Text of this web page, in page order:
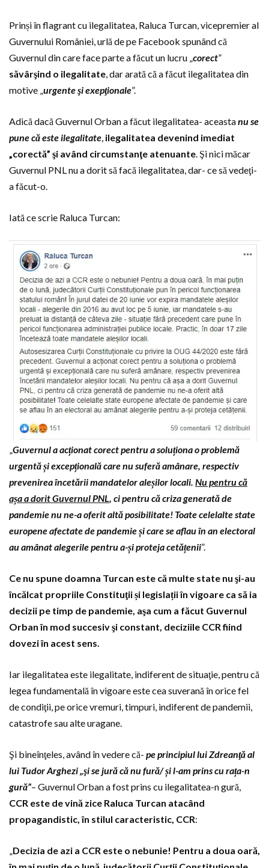
Prinși în flagrant cu ilegalitatea, Raluca Turcan, vicepremier al
Guvernului României, urlă de pe Facebook spunând că
Guvernul din care face parte a făcut un lucru „corect”
săvârşind o ilegalitate, dar arată că a făcut ilegalitatea din
motive „urgente şi exepţionale”.
Adică dacă Guvernul Orban a făcut ilegalitatea- aceastanu se
pune că este ilegalitate, ilegalitatea devenind imediat
„corectă” şi având circumstanţe atenuante. Şi nici măcar
Guvernul PNL nu a dorit să facă ilegalitatea, dar- ce să vedeţi-
a făcut-o.
Iată ce scrie Raluca Turcan:
Guvernul a acționat corect pentru a soluționa o problemă
urgentă și excepțională care nu suferă amânare, respectiv
prevenirea încetării mandatelor aleșilor locali. Nu pentru că
așa a dorit Guvernul PNL , ci pentru că criza generată de
pandemie nu ne-a oferit altă posibilitate! Toate celelalte state
europene afectate de pandemie și care se aflau în an electoral
au amânat alegerile pentru a-și proteja cetățenii”.
Ce nu spune doamna Turcan este că multe state nu şi-au
încălcat propriile Constituţii și legislații în vigoare ca să ia
decizii pe timp de pandemie, aşa cum a făcut Guvernul
Orban în mod succesiv şi constant, deciziile CCR fiind
dovezi în acest sens.
Iar ilegalitatea este ilegalitate, indiferent de situaţie, pentru că
legea fundamentală în vigoare este cea suverană în orice fel
de condiţii, pe orice vremuri, timpuri, indiferent de pandemii,
catastrofe sau alte uragane.
Şi bineînţeles, având în vedere că- peprincipiul lui Zdreanţă al
lui Tudor Arghezi „şi se jură că nu fură/ și l-am prins cu rața-n
gură”– Guvernul Orban a fost prins cu ilegalitatea-n gură,
CCR este de vină zice Raluca Turcan atacând
propagandistic, în stilul caracteristic, CCR:
Decizia de azi a CCR este o nebunie! Pentru a doua oară,